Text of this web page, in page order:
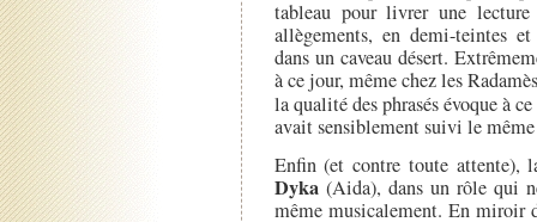
tableau pour livrer une
allègements, en demi-teintes
dans un caveau désert.
à ce jour, même chez les
la qualité des phrasés évoque à
avait sensiblement suivi le
Enfin (et contre toute
Dyka(Aida), dans un rôle qui
même musicalement. En miroir